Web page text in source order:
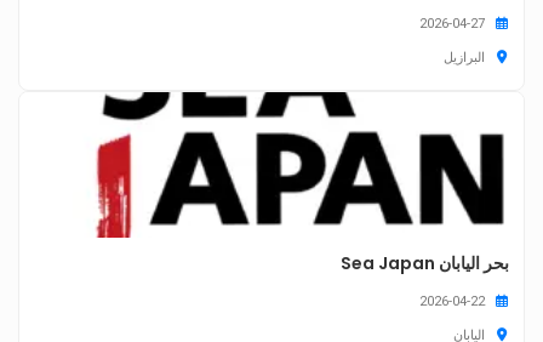
البرازيل
بحر اليابان Sea Japan
2026-04-22
اليابان